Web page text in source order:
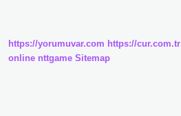
https://yorumuvar.com https://cur.com.tr
online nttgame Sitemap